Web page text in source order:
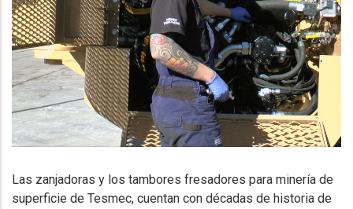
Las zanjadoras y los tambores fresadores para minería de
superficie de Tesmec, cuentan con décadas de historia de